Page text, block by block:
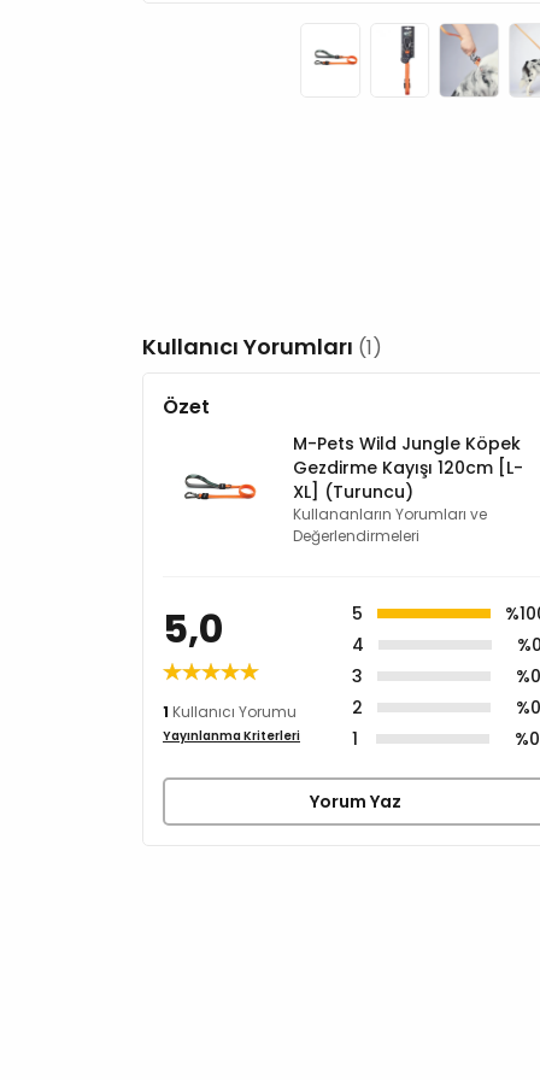
Kullanıcı Yorumları (1)
Özet
M-Pets Wild Jungle Köpek
Gezdirme Kayışı 120cm [L-
XL] (Turuncu)
Kullananların Yorumları ve
Değerlendirmeleri
5,0
1 Kullanıcı Yorumu
Yayınlanma Kriterleri
5
4
%0
3
%0
2
%0
1
%0
Yorum Yaz